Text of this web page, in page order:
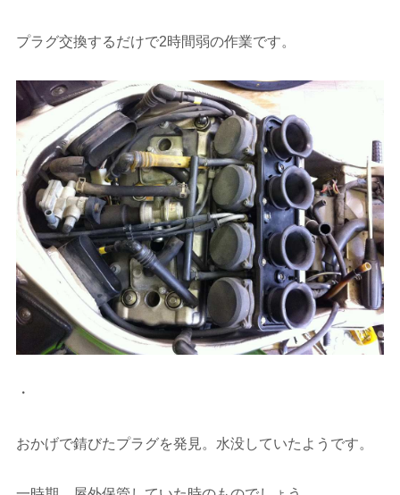
プラグ交換するだけで2時間弱の作業です。
・
おかげで錆びたプラグを発見。水没していたようです。